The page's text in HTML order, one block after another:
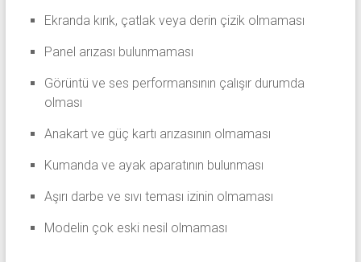
Ekranda kırık, çatlak veya derin çizik olmaması
Panel arızası bulunmaması
Görüntü ve ses performansının çalışır durumda
olması
Anakart ve güç kartı arızasının olmaması
Kumanda ve ayak aparatının bulunması
Aşırı darbe ve sıvı teması izinin olmaması
Modelin çok eski nesil olmaması